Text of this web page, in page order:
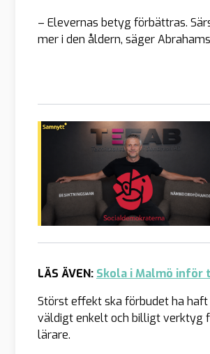
– Elevernas betyg förbättras.
mer i den åldern, säger
LÄS ÄVEN: Skola i Malmö
Störst effekt ska förbudet ha
väldigt enkelt och billigt verktyg
lärare.